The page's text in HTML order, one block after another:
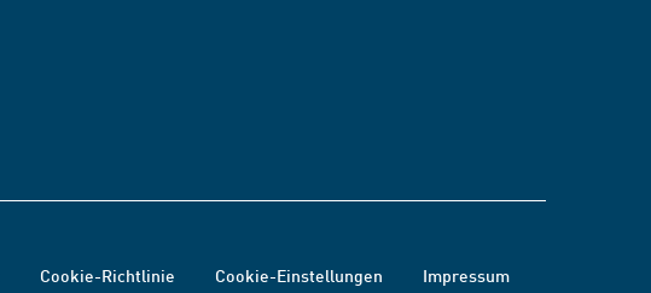
Cookie-Richtlinie Cookie-Einstellungen Impressum